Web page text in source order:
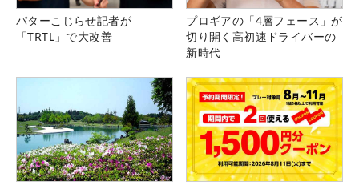
パターこじらせ記者が
「TRTL」で大改善
プロギアの「4層フェース」が
切り開く高初速ドライバーの
新時代